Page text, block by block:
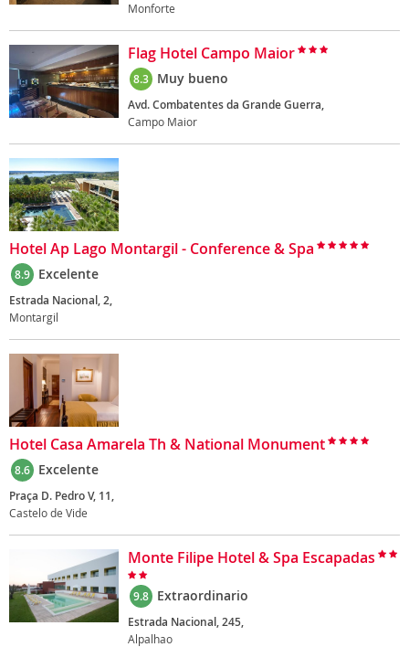
Monforte
Flag Hotel Campo Maior
8.3 Muy bueno
Avd. Combatentes da Grande Guerra,
Campo Maior
Hotel Ap Lago Montargil - Conference & Spa
8.9 Excelente
Estrada Nacional, 2,
Montargil
Hotel Casa Amarela Th & National Monument
8.6 Excelente
Praça D. Pedro V, 11,
Castelo de Vide
Monte Filipe Hotel & Spa Escapadas
9.8 Extraordinario
Estrada Nacional, 245,
Alpalhao